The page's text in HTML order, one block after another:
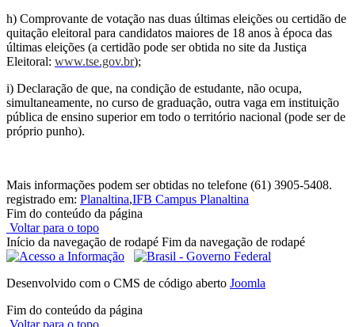
h) Comprovante de votação nas duas últimas eleições ou certidão de
quitação eleitoral para candidatos maiores de 18 anos à época das
últimas eleições (a certidão pode ser obtida no site da Justiça
Eleitoral: www.tse.gov.br);
i) Declaração de que, na condição de estudante, não ocupa,
simultaneamente, no curso de graduação, outra vaga em instituição
pública de ensino superior em todo o território nacional (pode ser de
próprio punho).
Mais informações podem ser obtidas no telefone (61) 3905-5408.
registrado em: Planaltina,IFB Campus Planaltina
Fim do conteúdo da página
Voltar para o topo
Início da navegação de rodapé Fim da navegação de rodapé
Desenvolvido com o CMS de código aberto Joomla
Fim do conteúdo da página
Voltar para o topo